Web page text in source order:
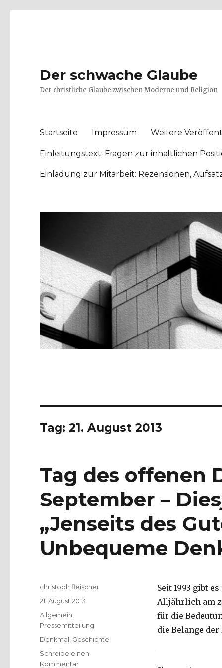
Der schwache Glaube
Der christliche Glaube zwischen Moderne und Religion
Startseite Impressum Weitere
Einleitungstext: Fragen zur inhaltlichen
Einladung zur Mitarbeit: Rezensionen,
Tag:21. August 2013
Tag des offenen
September –
„Jenseits des
Unbequeme
Seit 1993 gibt
Alljährlich am
für die
die Belange
Autor
christoph.fleischer
Veröffentlicht
am
21. August 2013
Kategorien
Allgemein
Pressemitteilung
Schlagwörter
Denkmal Geschichte
Schreibe einen
Kommentarzu